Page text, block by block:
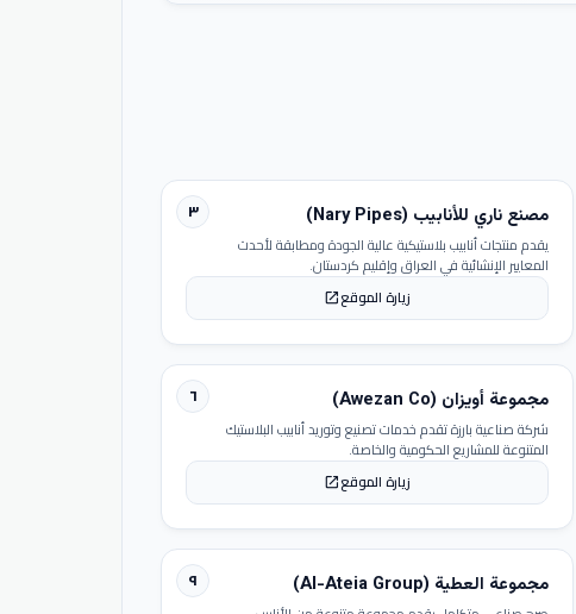
٣ مصنع ناري للأنابيب (Nary Pipes)
يقدم منتجات أنابيب بلاستيكية عالية الجودة ومطابقة لأحدث
المعايير الإنشائية في العراق وإقليم كردستان.
زيارة الموقعopen_in_new
٦ مجموعة أويزان (Awezan Co)
شركة صناعية بارزة تقدم خدمات تصنيع وتوريد أنابيب البلاستيك
المتنوعة للمشاريع الحكومية والخاصة.
زيارة الموقعopen_in_new
٩ مجموعة العطية (Al-Ateia Group)